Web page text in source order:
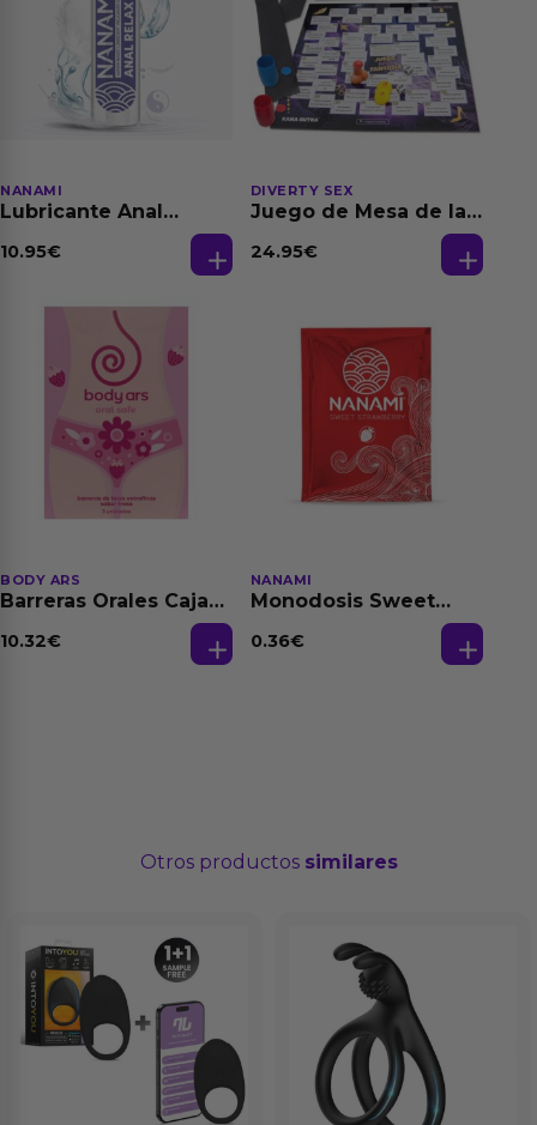
NANAMI
Lubricante Anal
Dilatación Base Agua
10.95€
DIVERTY SEX
Juego de Mesa de las
24.95€
BODY ARS
Barreras Orales Caja
10.32€
NANAMI
Monodosis Sweet
Base Agua 4 ml
0.36€
Otros productos similares